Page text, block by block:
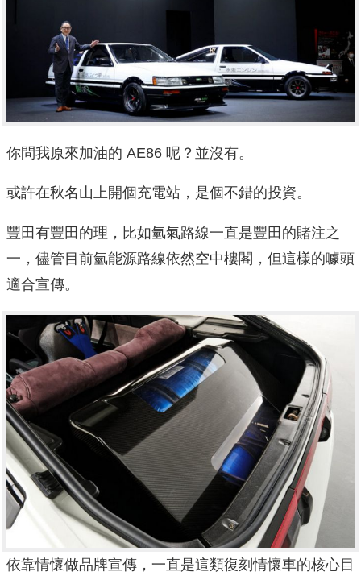
你問我原來加油的 AE86 呢？並沒有。
或許在秋名山上開個充電站，是個不錯的投資。
豐田有豐田的理，比如氫氣路線一直是豐田的賭注之
一，儘管目前氫能源路線依然空中樓閣，但這樣的噱頭
適合宣傳。
依靠情懷做品牌宣傳，一直是這類復刻情懷車的核心目